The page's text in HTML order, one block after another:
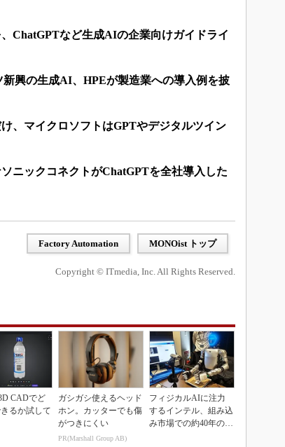
ChatGPTなど生成AIの企業向けガイドライ
新興の生成AI、HPEが製造業への導入例を披
、マイクロソフトはGPTやデジタルツイン
ニックコネクトがChatGPTを全社導入した
Factory Automation MONOist トップ
Copyright © ITmedia, Inc. All Rights Reserved.
CADでど
るか試して
ガシガシ使えるヘッド
ホン。カッターでも傷
がつきにくい
PR(Marshall Group AB)
フィジカルAIに注力
するインテル、組み込
み市場での約40年の実